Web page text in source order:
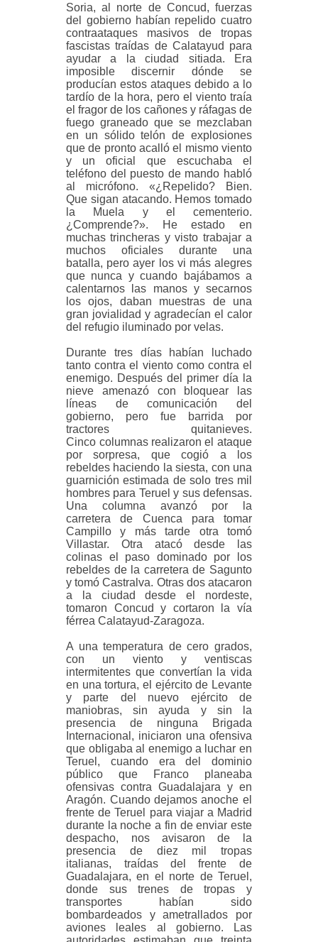
Soria, al norte de Concud, fuerzas
del gobierno habían repelido cuatro
contraataques masivos de tropas
fascistas traídas de Calatayud para
ayudar a la ciudad sitiada. Era
imposible discernir dónde se
producían estos ataques debido a lo
tardío de la hora, pero el viento traía
el fragor de los cañones y ráfagas de
fuego graneado que se mezclaban
en un sólido telón de explosiones
que de pronto acalló el mismo viento
y un oficial que escuchaba el
teléfono del puesto de mando habló
al micrófono. «¿Repelido? Bien.
Que sigan atacando. Hemos tomado
la Muela y el cementerio.
¿Comprende?». He estado en
muchas trincheras y visto trabajar a
muchos oficiales durante una
batalla, pero ayer los vi más alegres
que nunca y cuando bajábamos a
calentarnos las manos y secarnos
los ojos, daban muestras de una
gran jovialidad y agradecían el calor
del refugio iluminado por velas.
Durante tres días habían luchado
tanto contra el viento como contra el
enemigo. Después del primer día la
nieve amenazó con bloquear las
líneas de comunicación del
gobierno, pero fue barrida por
tractores quitanieves.
Cinco columnas realizaron el ataque
por sorpresa, que cogió a los
rebeldes haciendo la siesta, con una
guarnición estimada de solo tres mil
hombres para Teruel y sus defensas.
Una columna avanzó por la
carretera de Cuenca para tomar
Campillo y más tarde otra tomó
Villastar. Otra atacó desde las
colinas el paso dominado por los
rebeldes de la carretera de Sagunto
y tomó Castralva. Otras dos atacaron
a la ciudad desde el nordeste,
tomaron Concud y cortaron la vía
férrea Calatayud-Zaragoza.
A una temperatura de cero grados,
con un viento y ventiscas
intermitentes que convertían la vida
en una tortura, el ejército de Levante
y parte del nuevo ejército de
maniobras, sin ayuda y sin la
presencia de ninguna Brigada
Internacional, iniciaron una ofensiva
que obligaba al enemigo a luchar en
Teruel, cuando era del dominio
público que Franco planeaba
ofensivas contra Guadalajara y en
Aragón. Cuando dejamos anoche el
frente de Teruel para viajar a Madrid
durante la noche a fin de enviar este
despacho, nos avisaron de la
presencia de diez mil tropas
italianas, traídas del frente de
Guadalajara, en el norte de Teruel,
donde sus trenes de tropas y
transportes habían sido
bombardeados y ametrallados por
aviones leales al gobierno. Las